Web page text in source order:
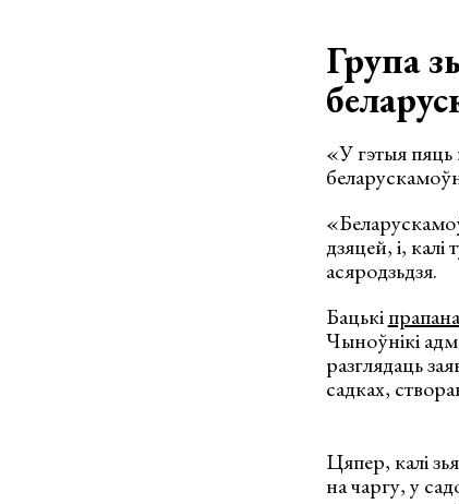
Група
«У гэтыя пяць
дзяцей, і,
асяродзьдзя.
Бацькі
Чыноўнікі
разглядаць
садках,
Цяпер, калі
на чаргу, у